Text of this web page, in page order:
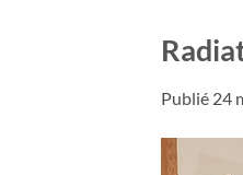
Publié 24